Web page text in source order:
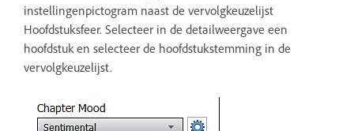
instellingenpictogram naast de vervolgkeuzelijst
Hoofdstuksfeer. Selecteer in de detailweergave een
hoofdstuk en selecteer de hoofdstukstemming in de
vervolgkeuzelijst.